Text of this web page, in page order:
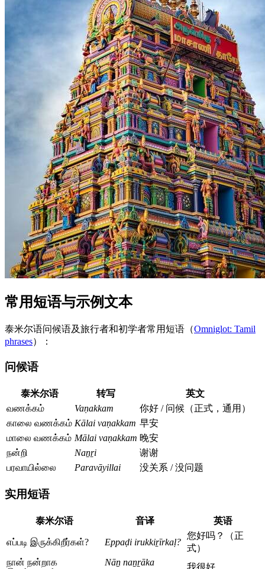
常用短语与示例文本
泰米尔语问候语及旅行者和初学者常用短语（Omniglot: Tamil
phrases）：
问候语
泰米尔语 转写
英文
வணக்கம்
Vaṇakkam
你好 / 问候（正式，通用）
காலை வணக்கம் Kālai vaṇakkam 早安
மாலை வணக்கம் Mālai vaṇakkam 晚安
நன்றி
Naṉṟi
谢谢
பரவாயில்லை
Paravāyillai 没关系 / 没问题
实用短语
泰米尔语 音译 英语
எப்படி இருக்கிறீர்கள்? Eppaḍi irukkiṟīrkaḷ?
您好吗？（正
式）
நான் நன்றாக
Nāṉ naṉṟāka
我很好